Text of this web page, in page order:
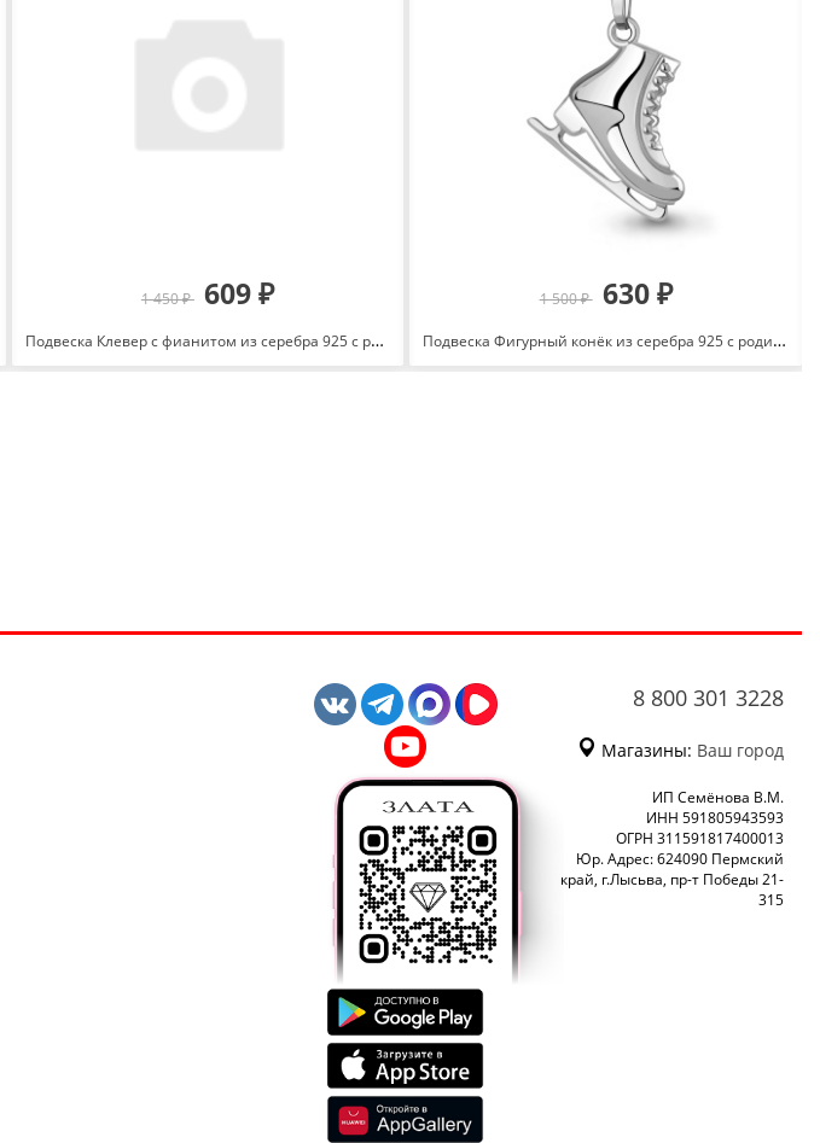
1 450 ₽ 609 ₽
Подвеска Клевер с фианитом из серебра 925 с родированием П-2817-Р
1 500 ₽ 630 ₽
Подвеска Фигурный конёк из серебра 925 с родированием 16282.5
8 800 301 3228
Магазины: Ваш город
ИП Семёнова В.М.
ИНН 591805943593
ОГРН 311591817400013
Юр. Адрес: 624090 Пермский
край, г.Лысьва, пр-т Победы 21-
315